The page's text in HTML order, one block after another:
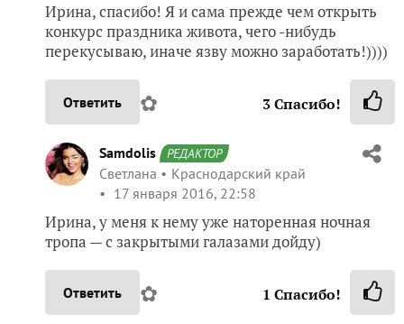
Ирина, спасибо! Я и сама прежде чем открыть
конкурс праздника живота, чего -нибудь
перекусываю, иначе язву можно заработать!))))
Ответить ✿ 3Спасибо!
Samdolis РЕДАКТОР
Светлана
Краснодарский край
17 января 2016, 22:58
Ирина, у меня к нему уже наторенная ночная
тропа — с закрытыми галазами дойду)
Ответить ✿ 1 Спасибо!